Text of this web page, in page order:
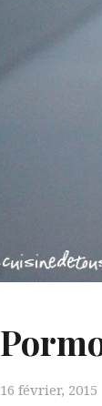
16 février, 2015